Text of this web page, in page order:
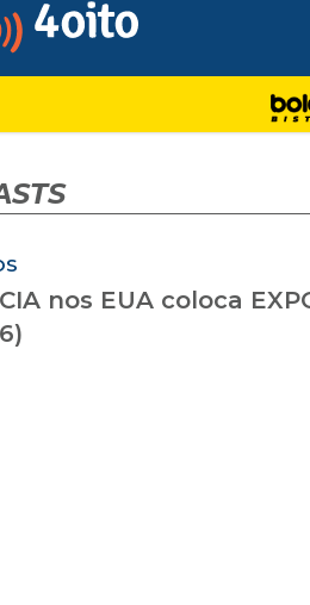
principal
nos EUA coloca